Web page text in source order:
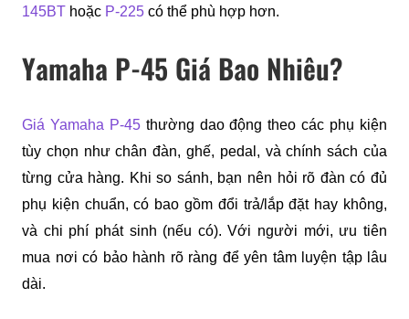
145BT hoặc P-225 có thể phù hợp hơn.
Yamaha P-45 Giá Bao Nhiêu?
Giá Yamaha P-45 thường dao động theo các phụ kiện
tùy chọn như chân đàn, ghế, pedal, và chính sách của
từng cửa hàng. Khi so sánh, bạn nên hỏi rõ đàn có đủ
phụ kiện chuẩn, có bao gồm đổi trả/lắp đặt hay không,
và chi phí phát sinh (nếu có). Với người mới, ưu tiên
mua nơi có bảo hành rõ ràng để yên tâm luyện tập lâu
dài.